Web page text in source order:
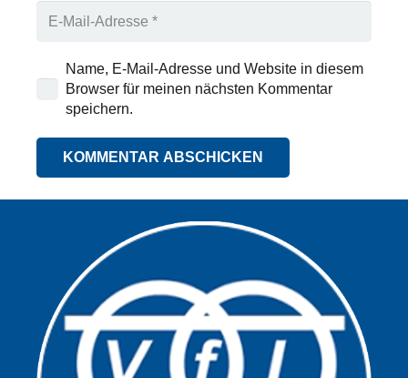
Name, E-Mail-Adresse und Website in diesem
Browser für meinen nächsten Kommentar
speichern.
KOMMENTAR ABSCHICKEN